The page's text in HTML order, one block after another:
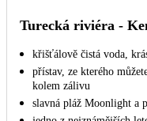
Turecká riviéra -
křišťálově čistá voda,
přístav, ze kterého
kolem zálivu
slavná pláž Moonlight a